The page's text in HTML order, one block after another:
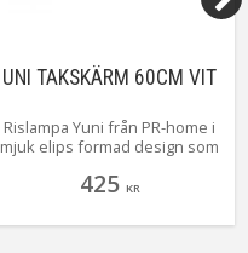
UNI TAKSKÄRM 60CM VIT
Rislampa Yuni från PR-home i
mjuk elips formad design som
den är tänd. Yuni passar
tillsammans med sina
425 KR